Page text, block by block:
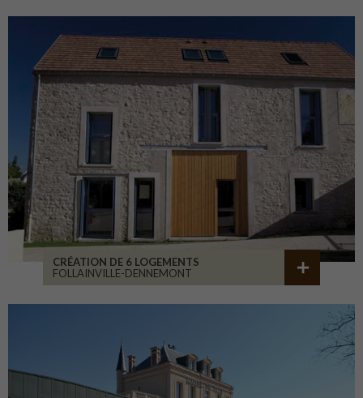
CRÉATION DE 6 LOGEMENTS
FOLLAINVILLE-DENNEMONT